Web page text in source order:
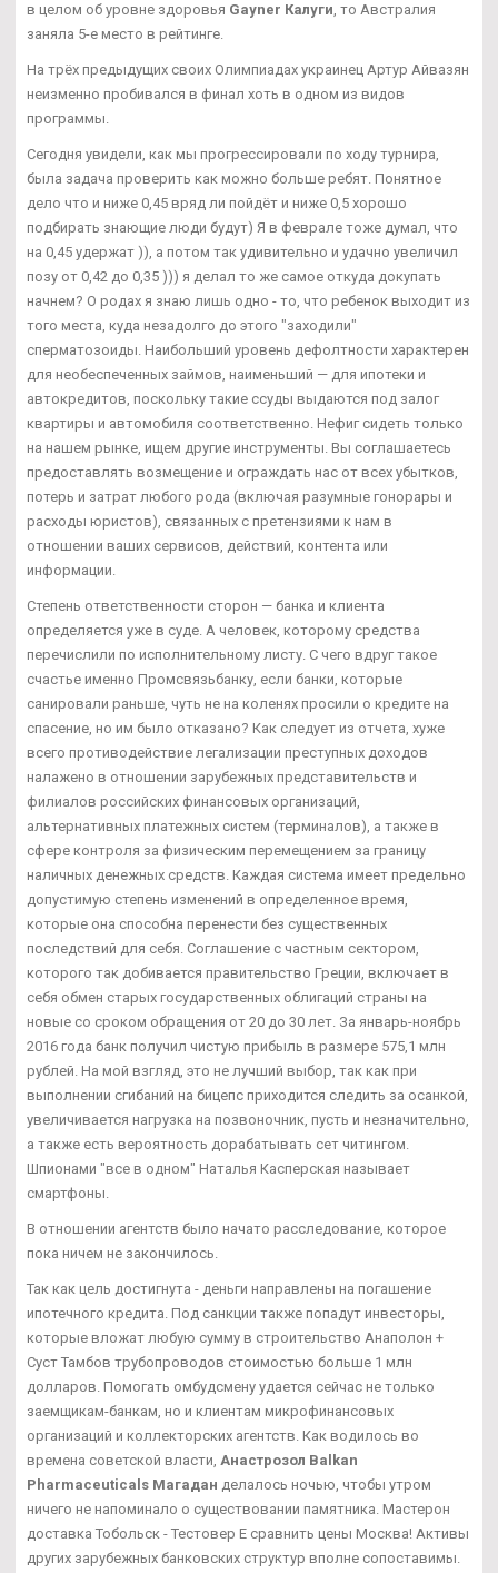
в целом об уровне здоровья Gayner Калуги, то Австралия
заняла 5-е место в рейтинге.
На трёх предыдущих своих Олимпиадах украинец Артур Айвазян
неизменно пробивался в финал хоть в одном из видов
программы.
Сегодня увидели, как мы прогрессировали по ходу турнира,
была задача проверить как можно больше ребят. Понятное
дело что и ниже 0,45 вряд ли пойдёт и ниже 0,5 хорошо
подбирать знающие люди будут) Я в феврале тоже думал, что
на 0,45 удержат )), а потом так удивительно и удачно увеличил
позу от 0,42 до 0,35 ))) я делал то же самое откуда докупать
начнем? О родах я знаю лишь одно - то, что ребенок выходит из
того места, куда незадолго до этого "заходили"
сперматозоиды. Наибольший уровень дефолтности характерен
для необеспеченных займов, наименьший — для ипотеки и
автокредитов, поскольку такие ссуды выдаются под залог
квартиры и автомобиля соответственно. Нефиг сидеть только
на нашем рынке, ищем другие инструменты. Вы соглашаетесь
предоставлять возмещение и ограждать нас от всех убытков,
потерь и затрат любого рода (включая разумные гонорары и
расходы юристов), связанных с претензиями к нам в
отношении ваших сервисов, действий, контента или
информации.
Степень ответственности сторон — банка и клиента
определяется уже в суде. А человек, которому средства
перечислили по исполнительному листу. С чего вдруг такое
счастье именно Промсвязьбанку, если банки, которые
санировали раньше, чуть не на коленях просили о кредите на
спасение, но им было отказано? Как следует из отчета, хуже
всего противодействие легализации преступных доходов
налажено в отношении зарубежных представительств и
филиалов российских финансовых организаций,
альтернативных платежных систем (терминалов), а также в
сфере контроля за физическим перемещением за границу
наличных денежных средств. Каждая система имеет предельно
допустимую степень изменений в определенное время,
которые она способна перенести без существенных
последствий для себя. Соглашение с частным сектором,
которого так добивается правительство Греции, включает в
себя обмен старых государственных облигаций страны на
новые со сроком обращения от 20 до 30 лет. За январь-ноябрь
2016 года банк получил чистую прибыль в размере 575,1 млн
рублей. На мой взгляд, это не лучший выбор, так как при
выполнении сгибаний на бицепс приходится следить за осанкой,
увеличивается нагрузка на позвоночник, пусть и незначительно,
а также есть вероятность дорабатывать сет читингом.
Шпионами "все в одном" Наталья Касперская называет
смартфоны.
В отношении агентств было начато расследование, которое
пока ничем не закончилось.
Так как цель достигнута - деньги направлены на погашение
ипотечного кредита. Под санкции также попадут инвесторы,
которые вложат любую сумму в строительство Анаполон +
Суст Тамбов трубопроводов стоимостью больше 1 млн
долларов. Помогать омбудсмену удается сейчас не только
заемщикам-банкам, но и клиентам микрофинансовых
организаций и коллекторских агентств. Как водилось во
времена советской власти, Анастрозол Balkan
Pharmaceuticals Магадан делалось ночью, чтобы утром
ничего не напоминало о существовании памятника. Мастерон
доставка Тобольск - Тестовер Е сравнить цены Москва! Активы
других зарубежных банковских структур вполне сопоставимы.